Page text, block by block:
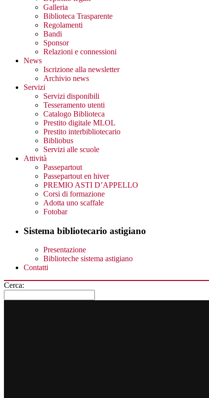
Galleria
Biblioteca Trasparente
Regolamenti
Bandi
Sponsor
Relazioni e connessioni
News
Iscrizione alla newsletter
Archivio news
Servizi
Servizi disponibili
Tesseramento utenti
Catalogo Biblioteca
Prestito digitale MLOL
Prestito interbibliotecario
Bibliobus
Servizi alle scuole
Attività
Passepartout
Passepartout en hiver
PREMIO ASTI D’APPELLO
Corsi di formazione
Adotta uno scaffale
Fotobar
Sistema bibliotecario astigiano
Presentazione
Biblioteche sistema astigiano
Contatti
Cerca: